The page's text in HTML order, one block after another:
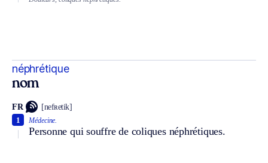
néphrétique
nom
FR [nefʀetik]
Médecine.
Personne qui souffre de coliques néphrétiques.
1